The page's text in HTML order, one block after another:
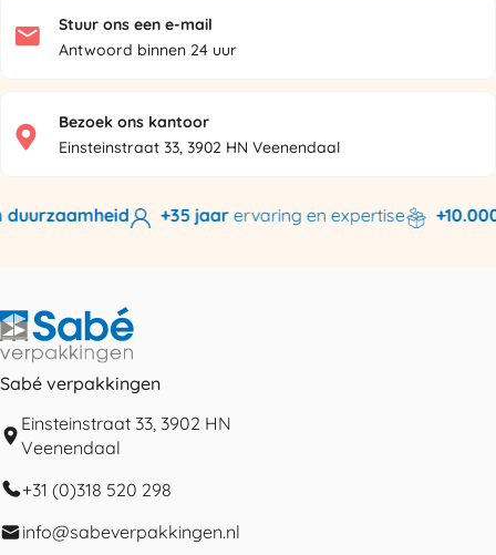
Stuur ons een e-mail
Antwoord binnen 24 uur
Bezoek ons kantoor
Einsteinstraat 33, 3902 HN Veenendaal
+35 jaarervaring en expertise +10.000
Sabé verpakkingen
Einsteinstraat 33, 3902 HN
Veenendaal
+31 (0)318 520 298
info@sabeverpakkingen.nl